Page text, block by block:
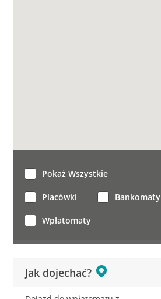
Jak dojechać?
Pokaż Wszystkie
Placówki Bankomaty
Wpłatomaty